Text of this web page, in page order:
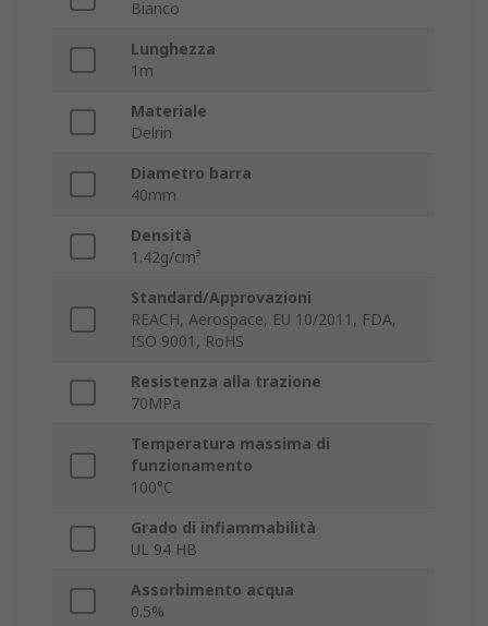
Bianco
Lunghezza
1m
Materiale
Delrin
Diametro barra
40mm
Densità
1.42g/cm³
Standard/Approvazioni
REACH, Aerospace, EU 10/2011, FDA,
ISO 9001, RoHS
Resistenza alla trazione
70MPa
Temperatura massima di
funzionamento
100°C
Grado di infiammabilità
UL 94 HB
Assorbimento acqua
0.5%